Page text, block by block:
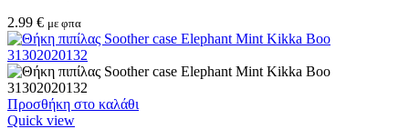
2.99 € με φπα
Προσθήκη στο καλάθι
Quick view